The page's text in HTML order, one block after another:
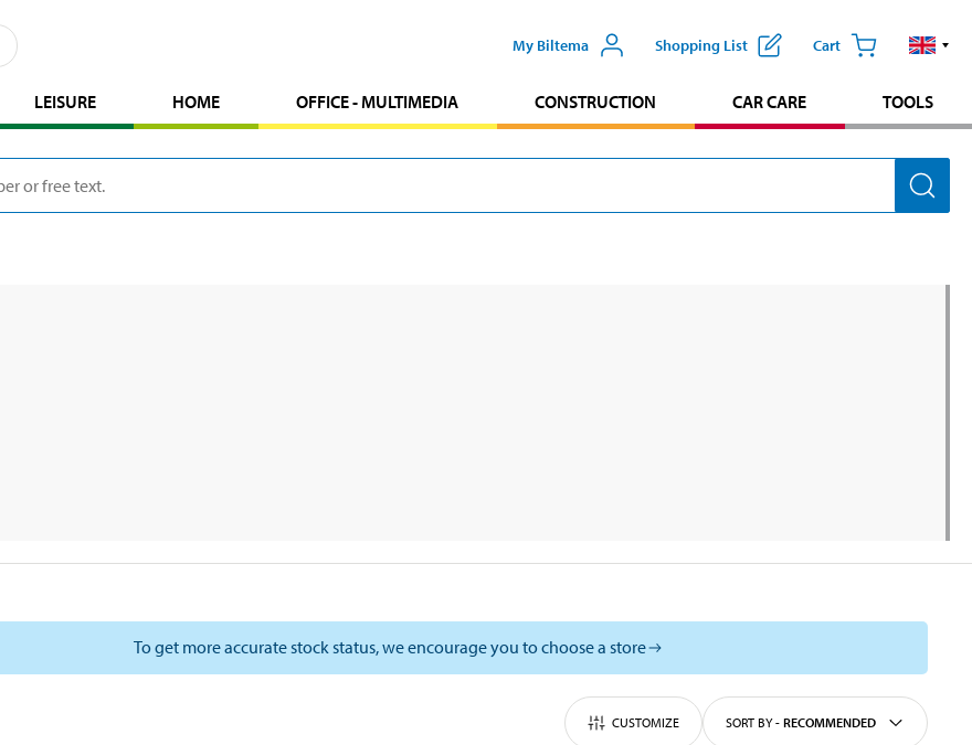
My Biltema Shopping List Cart
LEISURE HOME OFFICE - MULTIMEDIA CONSTRUCTION CAR CARE TOOLS
To get more accurate stock status, we encourage you to choose a store
CUSTOMIZE SORT BY- RECOMMENDED